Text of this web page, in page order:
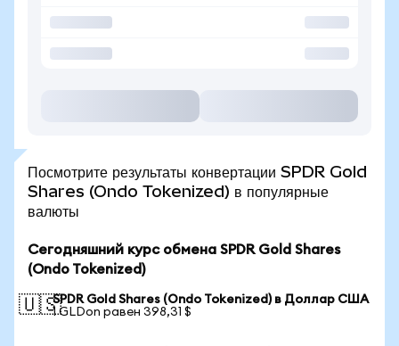
Посмотрите результаты конвертации SPDR Gold
Shares (Ondo Tokenized) в популярные
валюты
Сегодняшний курс обмена SPDR Gold Shares
(Ondo Tokenized)
🇺🇸SPDR Gold Shares (Ondo Tokenized) в Доллар США
1 GLDon равен 398,31 $